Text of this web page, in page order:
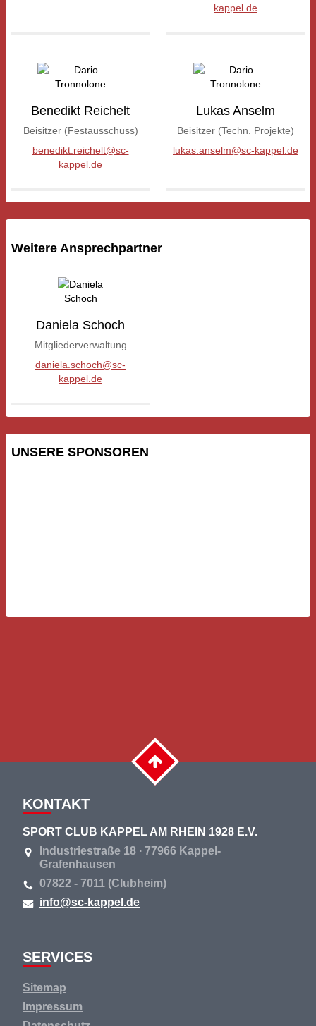
kappel.de
Benedikt Reichelt
Beisitzer (Festausschuss)
benedikt.reichelt@sc-
kappel.de
Lukas Anselm
Beisitzer (Techn. Projekte)
lukas.anselm@sc-kappel.de
Weitere Ansprechpartner
Daniela Schoch
Mitgliederverwaltung
daniela.schoch@sc-
kappel.de
UNSERE SPONSOREN
KONTAKT
SPORT CLUB KAPPEL AM RHEIN 1928 E.V.
Industriestraße 18 ∙ 77966 Kappel-
Grafenhausen
07822 - 7011 (Clubheim)
info@sc-kappel.de
SERVICES
Navigation
überspringen
Sitemap
Impressum